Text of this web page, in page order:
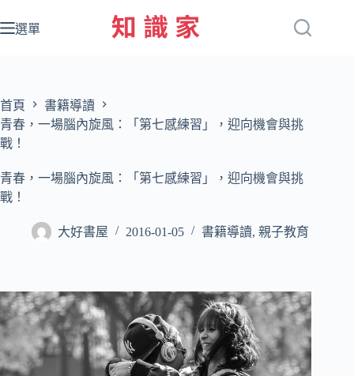
至
容
選單
首頁
書籍導讀
青春，一場腦內旋風：「第七感練習」，迎向機會與挑
戰！
青春，一場腦內旋風：「第七感練習」，迎向機會與挑
戰！
大好書屋 2016-01-05 書籍導讀, 親子教育